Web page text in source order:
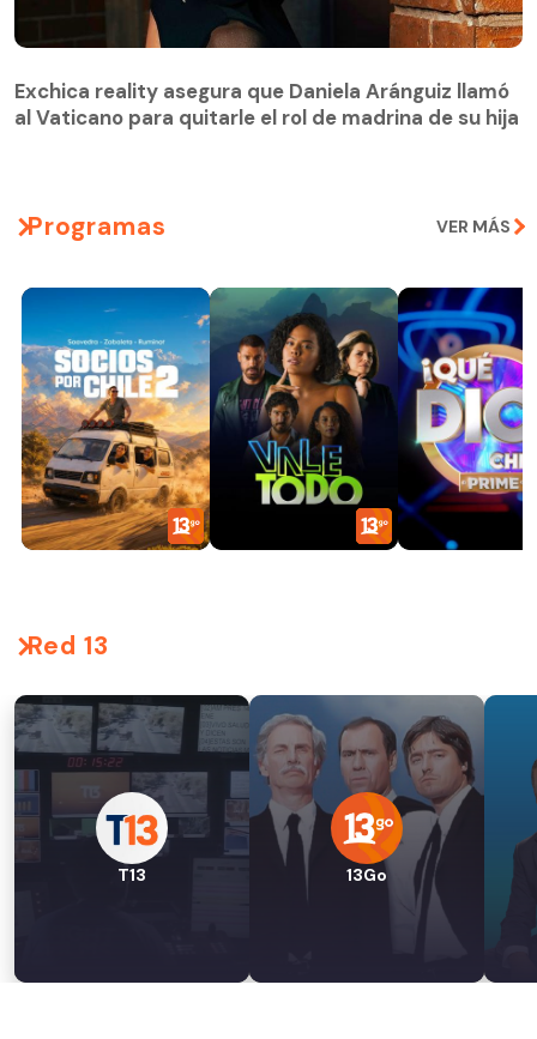
Exchica reality asegura que Daniela Aránguiz llamó
al Vaticano para quitarle el rol de madrina de su hija
Programas VER MÁS
Red 13
T13 13Go